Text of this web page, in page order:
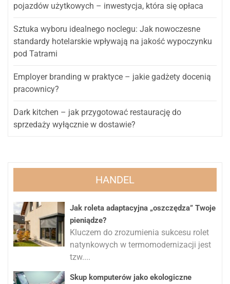
pojazdów użytkowych – inwestycja, która się opłaca
Sztuka wyboru idealnego noclegu: Jak nowoczesne
standardy hotelarskie wpływają na jakość wypoczynku
pod Tatrami
Employer branding w praktyce – jakie gadżety docenią
pracownicy?
Dark kitchen – jak przygotować restaurację do
sprzedaży wyłącznie w dostawie?
HANDEL
Jak roleta adaptacyjna „oszczędza” Twoje
pieniądze?
Kluczem do zrozumienia sukcesu rolet
natynkowych w termomodernizacji jest
tzw....
Skup komputerów jako ekologiczne